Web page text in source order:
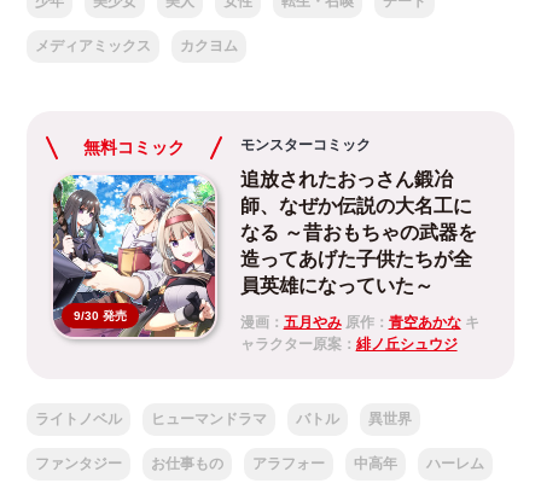
メディアミックス カクヨム
無料コミック
9/30 発売
モンスターコミック
追放されたおっさん鍛冶
師、なぜか伝説の大名工に
なる ～昔おもちゃの武器を
造ってあげた子供たちが全
員英雄になっていた～
漫画： 五月やみ原作： 青空あかなキ
ャラクター原案： 緋ノ丘シュウジ
ライトノベル ヒューマンドラマ バトル 異世界
ファンタジー お仕事もの アラフォー 中高年 ハーレム